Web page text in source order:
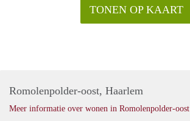
TONEN OP KAART
Romolenpolder-oost, Haarlem
Meer informatie over wonen in Romolenpolder-oost